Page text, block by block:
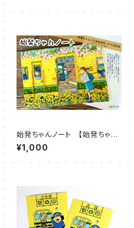
始発ちゃんノート 【始発ちゃん
×三省堂書店×いすみ鉄道 コ
ラボ企画】
¥1,000